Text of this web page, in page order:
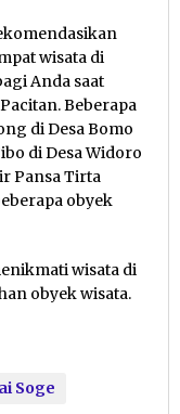
wisata di
Anda saat
Beberapa
di Desa Bomo
di Desa Widoro
Pansa Tirta
obyek
wisata di
obyek wisata.
Soge